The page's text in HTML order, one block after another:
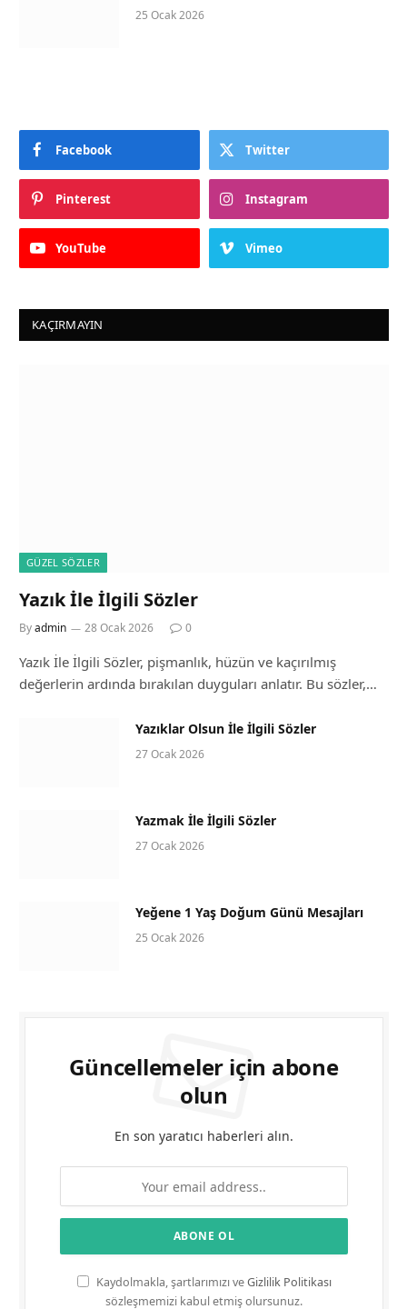
25 Ocak 2026
Facebook Twitter
Pinterest Instagram
YouTube Vimeo
KAÇIRMAYIN
GÜZEL SÖZLER
Yazık İle İlgili Sözler
Byadmin 28 Ocak 2026 0
Yazık İle İlgili Sözler, pişmanlık, hüzün ve kaçırılmış
değerlerin ardında bırakılan duyguları anlatır. Bu sözler,…
Yazıklar Olsun İle İlgili Sözler
27 Ocak 2026
Yazmak İle İlgili Sözler
27 Ocak 2026
Yeğene 1 Yaş Doğum Günü Mesajları
25 Ocak 2026
Güncellemeler için abone
olun
En son yaratıcı haberleri alın.
Kaydolmakla, şartlarımızı veGizlilik Politikası
sözleşmemizi kabul etmiş olursunuz.